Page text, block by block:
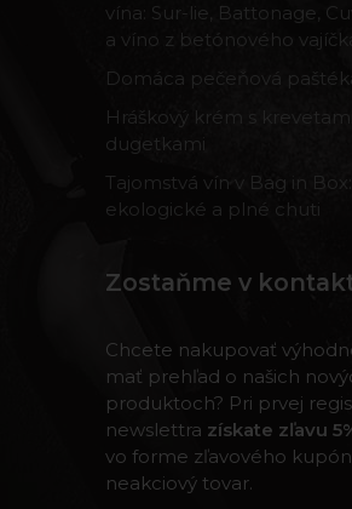
vína: Sur-lie, Battonage,
a víno z betónového
Domáca pečeňová
Hráškový krém s
dugetkami
Tajomstvá vín v Bag in
ekologické a plné chuti
Zostaňme v
Chcete nakupovať
mať prehľad o našich
produktoch? Pri prvej
newslettra získate zľavu
vo forme zľavového
neakciový tovar.